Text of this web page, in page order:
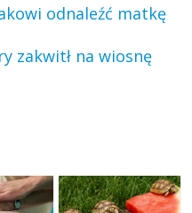
odnaleźć matkę
zakwitł na wiosnę